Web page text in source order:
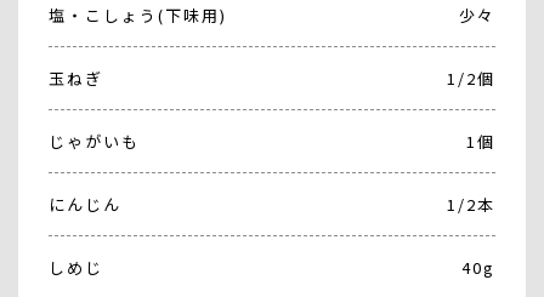
塩・こしょう(下味用) 少々
玉ねぎ 1/2個
じゃがいも 1個
にんじん 1/2本
しめじ 40g